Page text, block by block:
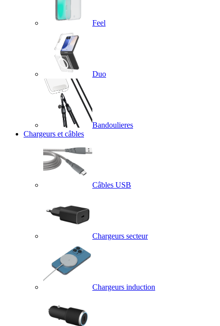
Feel
Duo
Bandoulieres
Chargeurs et câbles
Câbles USB
Chargeurs secteur
Chargeurs induction